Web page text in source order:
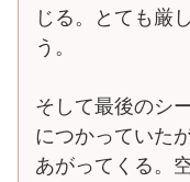
じる。とても厳
う。
そして最後のシ
につかっていた
あがってくる。